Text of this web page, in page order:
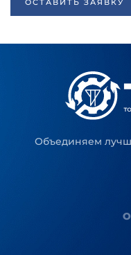
ОСТАВИТЬ ЗАЯВКУ
Объединяем